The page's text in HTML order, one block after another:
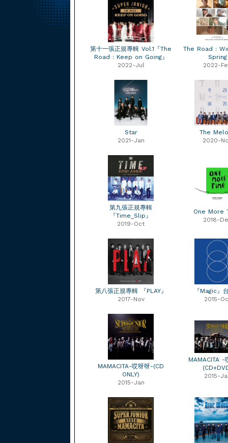
第十一張正規專輯 Vol.1『The
Road : Keep on Going』
2022-Jul
The Road :
Spring
2022-
Star
2021-Jan
The
2020-
第九張正規專輯
『Time_Slip』
2019-Oct
One More
2018-
第八張正規專輯 『PLAY』
2017-Nov
『Magic』
2015-
MAMACITA-哎呀呀-(CD
ONLY)
2015-Jan
MAMACITA -
2015-